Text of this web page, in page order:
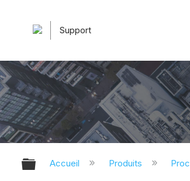
Support
Développer/réduire
Accueil Produits